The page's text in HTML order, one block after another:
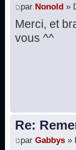
par Nonold »
Merci, et
vous ^^
Re:
par Gabbys »